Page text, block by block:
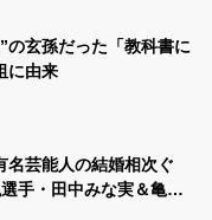
の玄孫だった「教科書に
に由来
名芸能人の結婚相次ぐ
手・田中みな実＆亀梨